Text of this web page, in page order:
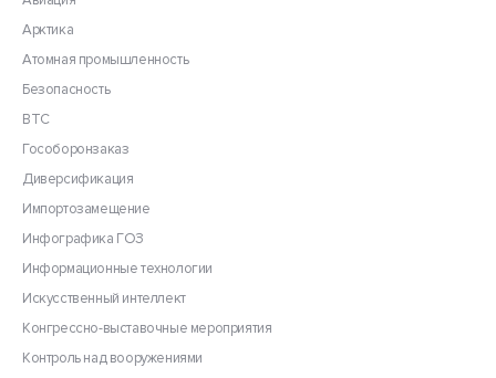
Арктика
Атомная промышленность
Безопасность
ВТС
Гособоронзаказ
Диверсификация
Импортозамещение
Инфографика ГОЗ
Информационные технологии
Искусственный интеллект
Конгрессно-выставочные мероприятия
Контроль над вооружениями